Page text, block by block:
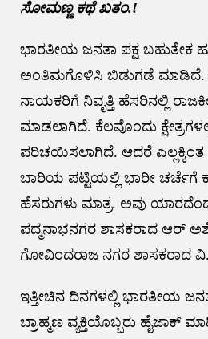
ಸೋಮಣ್ಣ ಕಥೆ ಖತಂ.!
ಭಾರತೀಯ ಜನತಾ ಪಕ್ಷ ಬಹುತೇಕ
ಅಂತಿಮಗೊಳಿಸಿ ಬಿಡುಗಡೆ
ನಾಯಕರಿಗೆ ನಿವೃತ್ತಿ ಹೆಸರಿನಲ್ಲಿ
ಮಾಡಲಾಗಿದೆ. ಕೆಲವೊಂದು
ಪರಿಚಯಿಸಲಾಗಿದೆ. ಆದರೆ
ಬಾರಿಯ ಪಟ್ಟಿಯಲ್ಲಿ ಭಾರೀ ಚರ್ಚೆಗೆ
ಹೆಸರುಗಳು ಮಾತ್ರ. ಅವು
ಪದ್ಮನಾಭನಗರ ಶಾಸಕರಾದ ಆರ್
ಗೋವಿಂದರಾಜ ನಗರ ಶಾಸಕರಾದ
ಇತ್ತೀಚಿನ ದಿನಗಳಲ್ಲಿ ಭಾರತೀಯ ಜನತಾ
ಬ್ರಾಹ್ಮಣ ವ್ಯಕ್ತಿಯೊಬ್ಬರು ಹೈಜಾಕ್